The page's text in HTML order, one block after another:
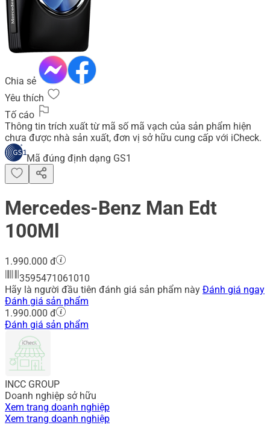
Chia sẻ
Yêu thích
Tố cáo
Thông tin trích xuất từ mã số mã vạch của sản phẩm hiện
chưa được nhà sản xuất, đơn vị sở hữu cung cấp với iCheck.
Mã đúng định dạng GS1
Mercedes-Benz Man Edt
100Ml
1.990.000 đ
3595471061010
Hãy là người đầu tiên đánh giá sản phẩm này Đánh giá ngay
Đánh giá sản phẩm
1.990.000 đ
Đánh giá sản phẩm
INCC GROUP
Doanh nghiệp sở hữu
Xem trang doanh nghiệp
Xem trang doanh nghiệp